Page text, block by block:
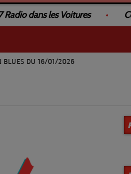
dans les Voitures
BLUES DU 16/01/2026